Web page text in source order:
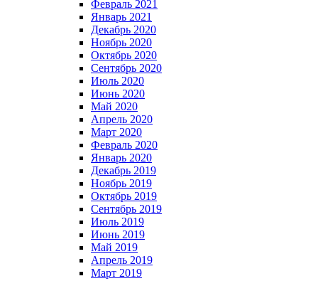
Февраль 2021
Январь 2021
Декабрь 2020
Ноябрь 2020
Октябрь 2020
Сентябрь 2020
Июль 2020
Июнь 2020
Май 2020
Апрель 2020
Март 2020
Февраль 2020
Январь 2020
Декабрь 2019
Ноябрь 2019
Октябрь 2019
Сентябрь 2019
Июль 2019
Июнь 2019
Май 2019
Апрель 2019
Март 2019